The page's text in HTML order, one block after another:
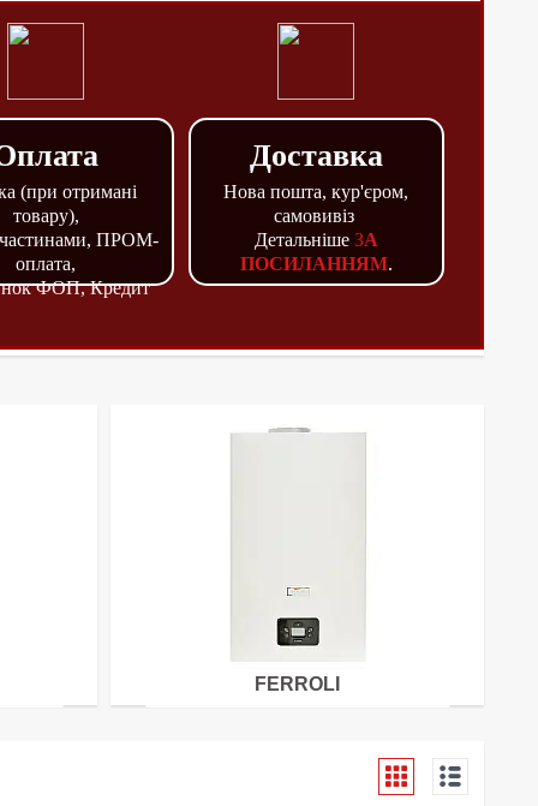
(при отримані
товару),
ПРОМ-
оплата,
ФОП, Кредит
Доставка
Нова пошта, кур'єром,
самовивіз
Детальніше ЗА
ПОСИЛАННЯМ.
FERROLI